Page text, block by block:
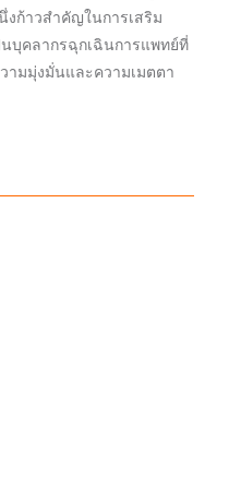
งก้าวสำคัญในการเสริม
บุคลากรฉุกเฉินการแพทย์ที่
ามมุ่งมั่นและความเมตตา